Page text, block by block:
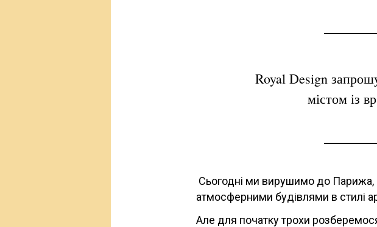
Royal Design
містом із
Сьогодні ми вирушимо до
атмосферними будівлями в стилі
Але для початку трохи